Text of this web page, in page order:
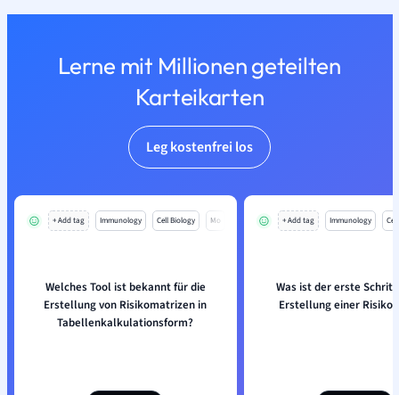
Lerne mit Millionen geteilten
Karteikarten
Leg kostenfrei los
+ Add tag Immunology Cell Biology Mo
Welches Tool ist bekannt für die
Erstellung von Risikomatrizen in
Tabellenkalkulationsform?
+ Add tag Immunology
Was ist der erste
Erstellung einer